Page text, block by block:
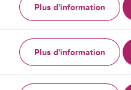
Plus d'information
Plus d'information